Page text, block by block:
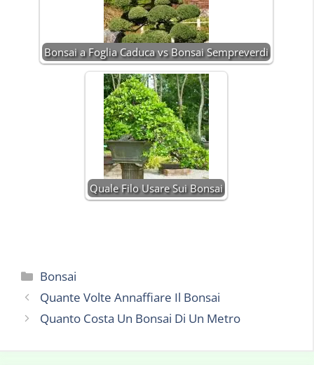
Bonsai a Foglia Caduca vs Bonsai Sempreverdi
Quale Filo Usare Sui Bonsai
Categorie
Bonsai
Quante Volte Annaffiare Il Bonsai
Quanto Costa Un Bonsai Di Un Metro